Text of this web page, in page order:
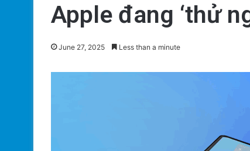
Apple đang ‘thử
June 27, 2025 Less than a minute